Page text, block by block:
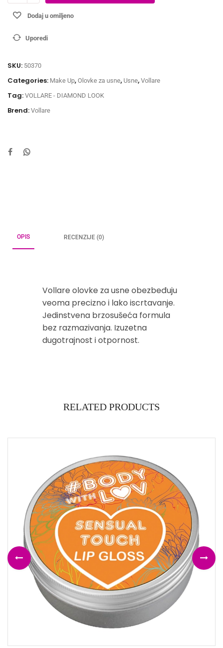
Dodaj u omiljeno
Uporedi
SKU: 50370
Categories: Make Up, Olovke za usne, Usne, Vollare
Tag: VOLLARE - DIAMOND LOOK
Brend: Vollare
OPIS RECENZIJE (0)
Vollare olovke za usne obezbeđuju
veoma precizno i lako iscrtavanje.
Jedinstvena brzosušeća formula
bez razmazivanja. Izuzetna
dugotrajnost i otpornost.
RELATED PRODUCTS